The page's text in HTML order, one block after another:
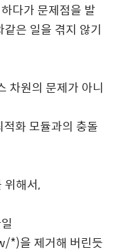
다가 문제점을 발
은 일을 겪지 않기
차원의 문제가 아니
화 모듈과의 충돌
위해서,
을 제거해 버린듯